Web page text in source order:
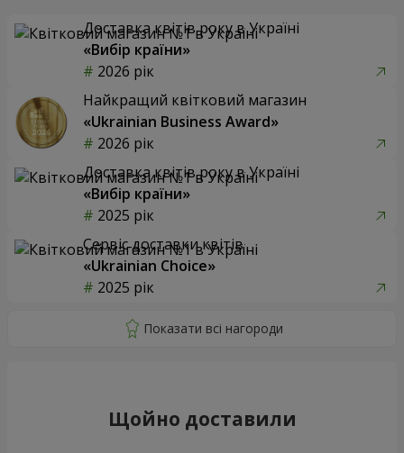
Доставка квітів року в Україні
«Вибір країни»
2026 рік
Найкращий квітковий магазин
«Ukrainian Business Award»
2026 рік
Доставка квітів року в Україні
«Вибір країни»
2025 рік
Сервіс доставки квітів
«Ukrainian Choice»
2025 рік
Щойно доставили